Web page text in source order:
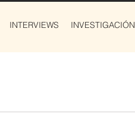
INTERVIEWS INVESTIGACIÓN